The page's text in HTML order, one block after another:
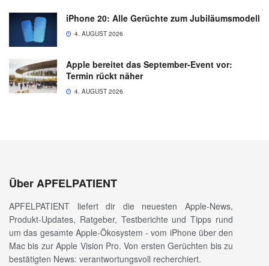
iPhone 20: Alle Gerüchte zum Jubiläumsmodell
4. AUGUST 2026
Apple bereitet das September-Event vor:
Termin rückt näher
4. AUGUST 2026
Über APFELPATIENT
APFELPATIENT liefert dir die neuesten Apple-News,
Produkt-Updates, Ratgeber, Testberichte und Tipps rund
um das gesamte Apple-Ökosystem - vom iPhone über den
Mac bis zur Apple Vision Pro. Von ersten Gerüchten bis zu
bestätigten News: verantwortungsvoll recherchiert.